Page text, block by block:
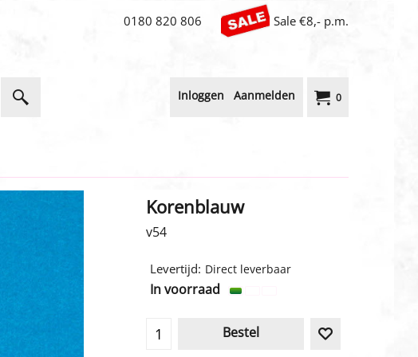
0180 820 806 Sale €8,- p.m.
0
Inloggen Aanmelden
Korenblauw
v54
€ 3.20 incl BTW
Levertijd: Direct leverbaar